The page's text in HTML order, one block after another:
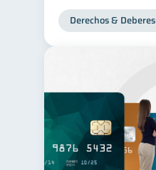
Derechos & Deberes